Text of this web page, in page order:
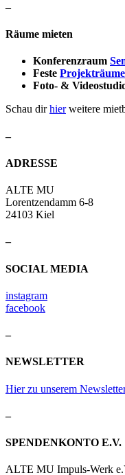
–
Räume mieten
Konferenzraum
Feste Projekträume
Foto- &
Schau dirhierweitere
–
ADRESSE
ALTE MU
Lorentzendamm 6-8
24103 Kiel
–
SOCIAL MEDIA
instagram
facebook
–
NEWSLETTER
Hier zu unserem
–
SPENDENKONTO E.V.
ALTE MU Impuls-Werk